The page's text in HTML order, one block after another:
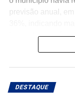
previsão anual,
longo do exercício.
aumento das
federais nessa
DESTAQUE